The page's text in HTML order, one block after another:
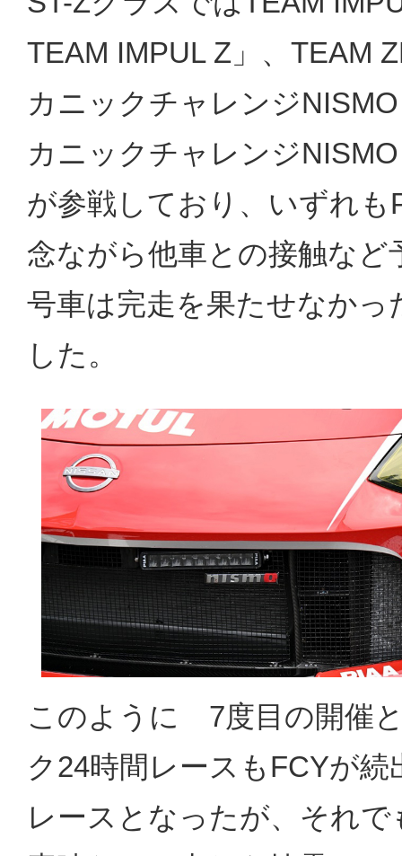
TEAM IMPUL Z」、TEAM
カニックチャレンジ
カニックチャレンジ
が参戦しており、いずれ
念ながら他車との接触など
号車は完走を果たせなかっ
した。
このように 7度目の開催
ク24時間レースもFCYが
レースとなったが、それ